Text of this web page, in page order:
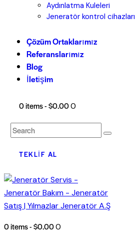
Aydınlatma Kuleleri
Jeneratör kontrol cihazları
Çözüm Ortaklarımız
Referanslarımız
Blog
İletişim
0 items-$0.000
TEKLIF AL
0 items-$0.000